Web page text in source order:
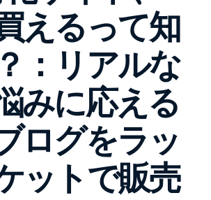
えるって知
：リアルな
みに応える
ログをラッ
ットで販売